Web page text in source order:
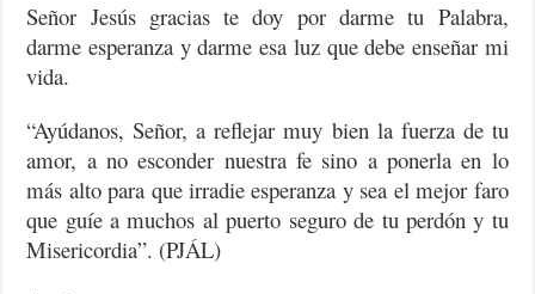
Señor Jesús gracias te doy por darme tu Palabra,
darme esperanza y darme esa luz que debe enseñar mi
vida.
“Ayúdanos, Señor, a reflejar muy bien la fuerza de tu
amor, a no esconder nuestra fe sino a ponerla en lo
más alto para que irradie esperanza y sea el mejor faro
que guíe a muchos al puerto seguro de tu perdón y tu
Misericordia”. (PJÁL)